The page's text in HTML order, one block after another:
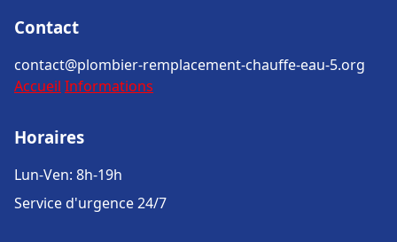
Contact
contact@plombier-remplacement-chauffe-eau-5.org
Accueil Informations
Horaires
Lun-Ven: 8h-19h
Service d'urgence 24/7